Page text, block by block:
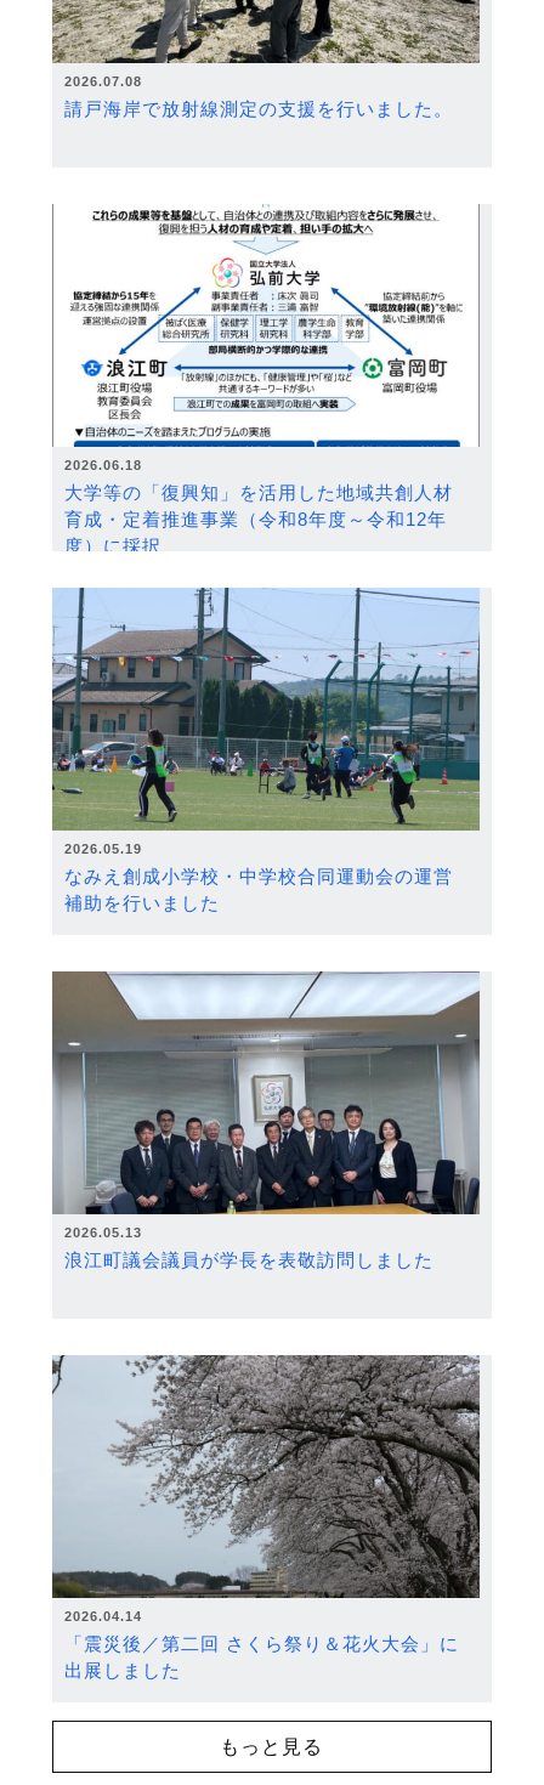
2026.07.08
請戸海岸で放射線測定の支援を行いました。
2026.06.18
大学等の「復興知」を活用した地域共創人材
育成・定着推進事業（令和8年度～令和12年
度）に採択
2026.05.19
なみえ創成小学校・中学校合同運動会の運営
補助を行いました
2026.05.13
浪江町議会議員が学長を表敬訪問しました
2026.04.14
「震災後／第二回 さくら祭り＆花火大会」に
出展しました
もっと見る